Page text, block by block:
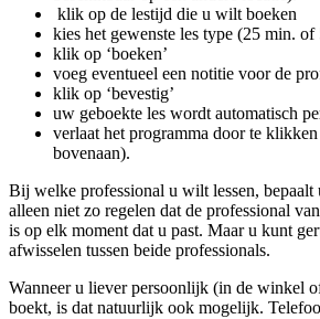
klik op de lestijd die u wilt boeken
kies het gewenste les type (25 min.
klik op ‘boeken’
voeg eventueel een notitie voor de
klik op ‘bevestig’
uw geboekte les wordt automatisch
verlaat het programma door te klikken
bovenaan).
Bij welke professional u wilt lessen, bepaalt
alleen niet zo regelen dat de professional
is op elk moment dat u past. Maar u kunt
afwisselen tussen beide professionals.
Wanneer u liever persoonlijk (in de winkel
boekt, is dat natuurlijk ook mogelijk.